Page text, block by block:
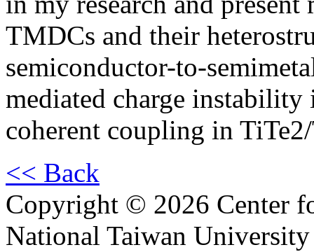
TMDCs and their
semiconductor-to-
mediated charge
coherent coupling in
<< Back
Copyright © 2026 Center
National Taiwan University